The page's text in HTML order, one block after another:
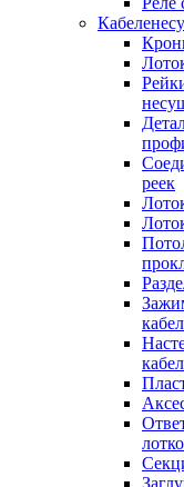
реек